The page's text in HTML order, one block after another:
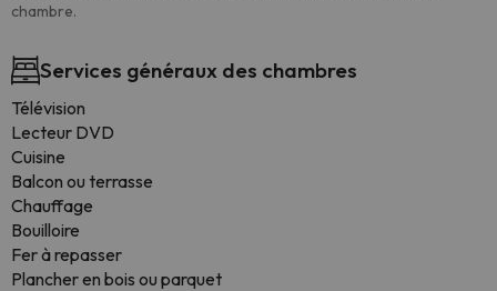
chambre.
Services généraux des chambres
Télévision
Lecteur DVD
Cuisine
Balcon ou terrasse
Chauffage
Bouilloire
Fer à repasser
Plancher en bois ou parquet